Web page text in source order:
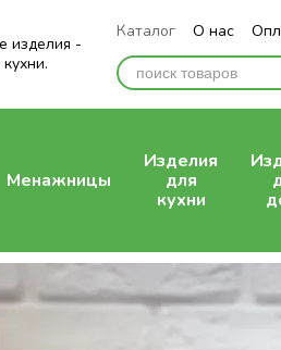
Каталог О нас
Отзывы о магазине
Менажницы
Изделия
для
кухни